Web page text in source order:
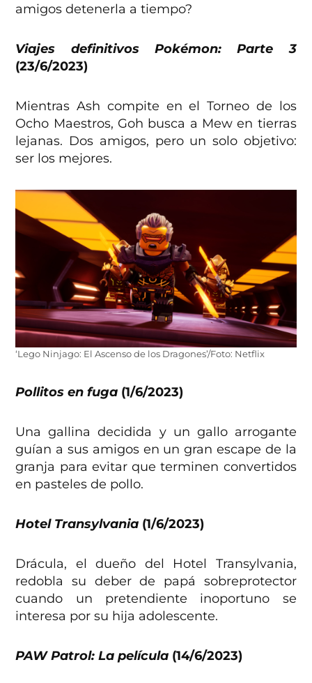
amigos detenerla a tiempo?
Viajes definitivos Pokémon: Parte 3
(23/6/2023)
Mientras Ash compite en el Torneo de los
Ocho Maestros, Goh busca a Mew en tierras
lejanas. Dos amigos, pero un solo objetivo:
ser los mejores.
‘Lego Ninjago: El Ascenso de los Dragones’/Foto: Netflix
Pollitos en fuga (1/6/2023)
Una gallina decidida y un gallo arrogante
guían a sus amigos en un gran escape de la
granja para evitar que terminen convertidos
en pasteles de pollo.
Hotel Transylvania (1/6/2023)
Drácula, el dueño del Hotel Transylvania,
redobla su deber de papá sobreprotector
cuando un pretendiente inoportuno se
interesa por su hija adolescente.
PAW Patrol: La película (14/6/2023)